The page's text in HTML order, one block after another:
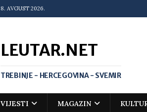
8. AVGUST 2026.
LEUTAR.NET
TREBINJE - HERCEGOVINA - SVEMIR
VIJESTI MAGAZIN